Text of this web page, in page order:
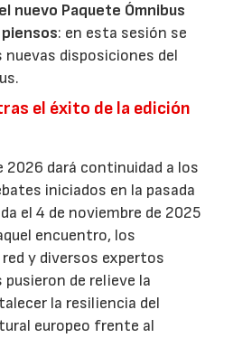
nuevo Paquete Ómnibus
: en esta sesión se
nuevas disposiciones del
el éxito de la edición
2026 dará continuidad a los
iniciados en la pasada
el 4 de noviembre de 2025
encuentro, los
y diversos expertos
de relieve la
la resiliencia del
europeo frente al